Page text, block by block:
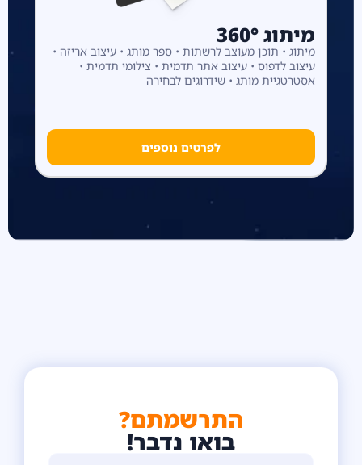
מיתוג 360°
מיתוג • תוכן מעוצב לרשתות • ספר מותג • עיצוב אריזה •
עיצוב לדפוס • עיצוב אתר תדמית • צילומי תדמית •
אסטרטגיית מותג • שידרוגים לבחירה
לפרטים נוספים
התרשמתם?
בואו נדבר!